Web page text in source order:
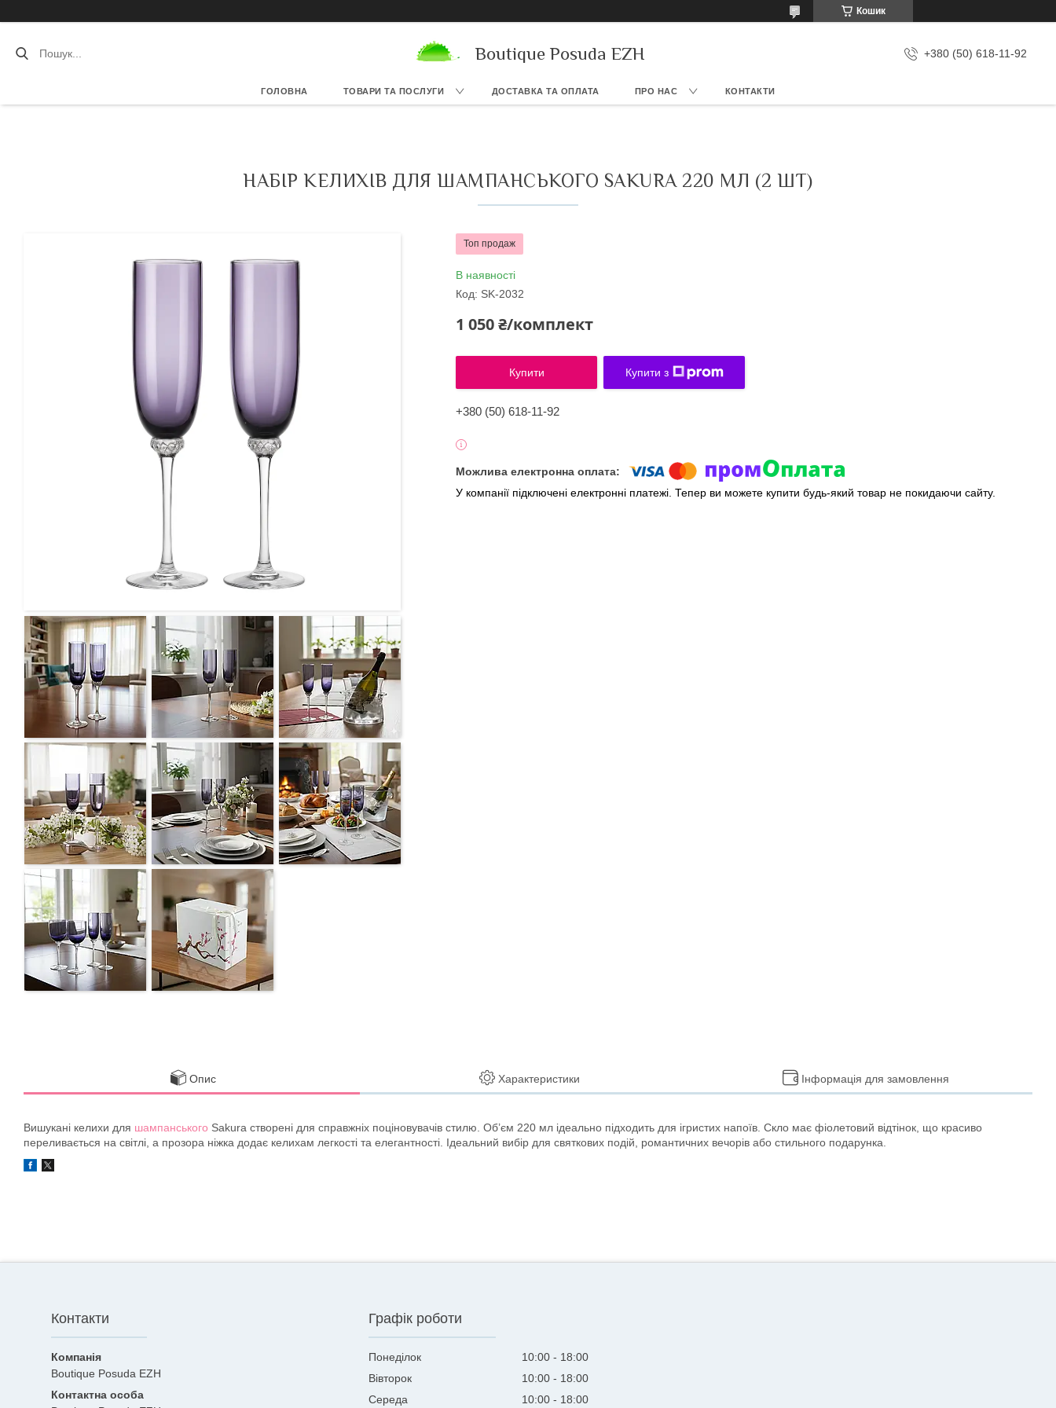
Кошик
Boutique Posuda EZH +380 (50) 618-11-92
ГОЛОВНА ТОВАРИ ТА ПОСЛУГИ ДОСТАВКА ТА ОПЛАТА ПРО НАС КОНТАКТИ
НАБІР КЕЛИХІВ ДЛЯ ШАМПАНСЬКОГО SAKURA 220 МЛ (2 ШТ)
Топ продаж
В наявності
Код: SK-2032
1 050 ₴/комплект
Купити Купити з
+380 (50) 618-11-92
У компанії підключені електронні платежі. Тепер ви можете купити будь-який товар не покидаючи сайту.
Опис Характеристики Інформація для замовлення
Вишукані келихи для шампанського Sakura створені для справжніх поціновувачів стилю. Об’єм 220 мл ідеально підходить для ігристих напоїв. Скло має фіолетовий відтінок, що красиво
переливається на світлі, а прозора ніжка додає келихам легкості та елегантності. Ідеальний вибір для святкових подій, романтичних вечорів або стильного подарунка.
Контакти
Boutique Posuda EZH
Графік роботи
Понеділок 10:00
18:00
Вівторок
10:00
18:00
Середа
10:00 18:00